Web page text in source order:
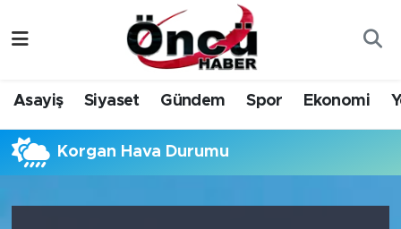
Asayiş Siyaset Gündem Spor Ekonomi
Korgan Hava Durumu
Gündem
Sağlık & Çevre
Spor
Düzce Nöbetçi Eczaneler
Düzce Hava Durumu
Düzce Namaz Vakitleri
Düzce Trafik Yoğunluk Haritası